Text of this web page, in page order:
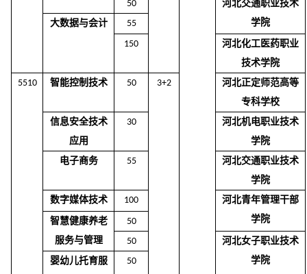
50
河北交通职业技术
学院
大数据与会计
55
150
河北化工医药职业
技术学院
5510
智能控制技术 50 3+2
河北正定师范高等
专科学校
信息安全技术
应用
30
河北机电职业技术
学院
电子商务
55
河北交通职业技术
学院
数字媒体技术
100
河北青年管理干部
学院
智慧健康养老
服务与管理
50
50
河北女子职业技术
学院
婴幼儿托育服
50